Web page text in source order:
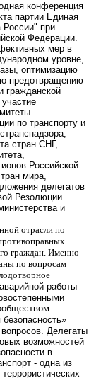
конференция
партии Единая
России" при
Федерации.
мер в
уровне,
оптимизацию
предотвращению
гражданской
по транспорту и
стран СНГ,
Российской
мира,
делегатов
Резолюции
и
отрасли по
граждан. Именно
по вопросам
работы
»
Делегаты
возможностей
в
- одна из